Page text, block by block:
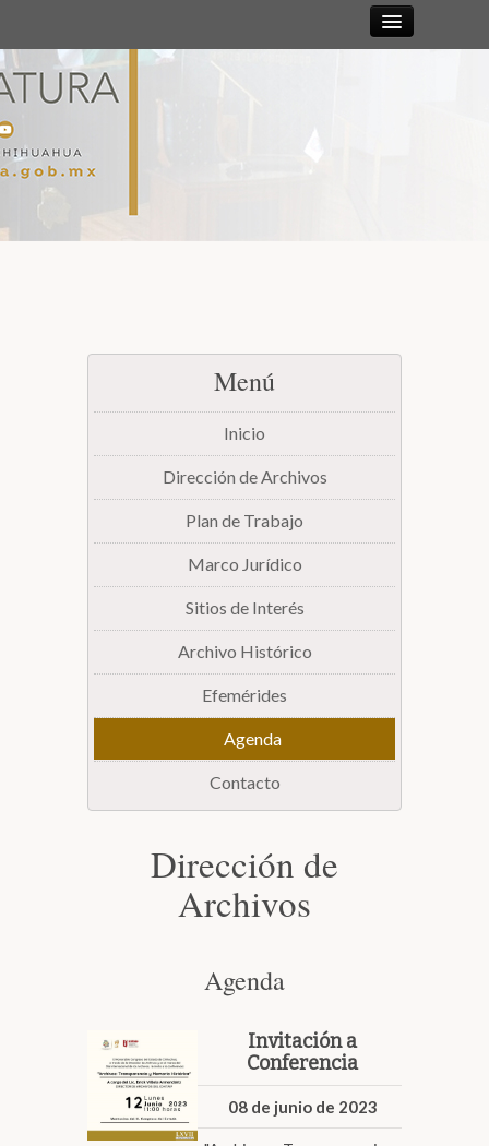
Junta de Coordinación Política
Comisiones
Biblioteca
Secretarías
Transparencia
Menú
Inicio
Dirección de Archivos
Plan de Trabajo
Marco Jurídico
Sitios de Interés
Archivo Histórico
Efemérides
Agenda
Contacto
Dirección de
Archivos
Agenda
Invitación a
Conferencia
08 de junio de 2023